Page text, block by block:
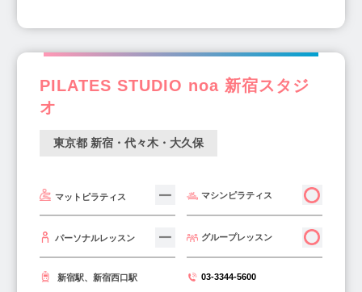
PILATES STUDIO noa 新宿スタジ
オ
東京都 新宿・代々木・大久保
マットピラティス マシンピラティス
パーソナルレッスン グループレッスン
新宿駅、新宿西口駅 03-3344-5600